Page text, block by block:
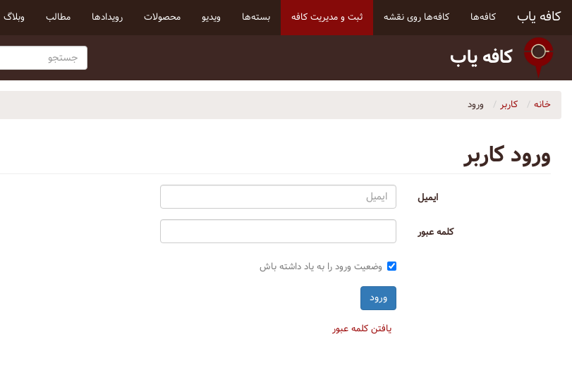
کافه یاب کافه‌ها کافه‌ها روی نقشه ثبت و مدیریت کافه بسته‌ها ویدیو محصولات رویداد‌ها مطالب وبلاگ
کافه یاب
خانه کاربر ورود
ورود کاربر
ایمیل
کلمه عبور
وضعیت ورود را به یاد داشته باش
یافتن کلمه عبور